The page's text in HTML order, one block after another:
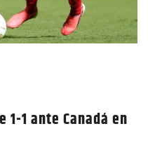
1 ante Canadá en